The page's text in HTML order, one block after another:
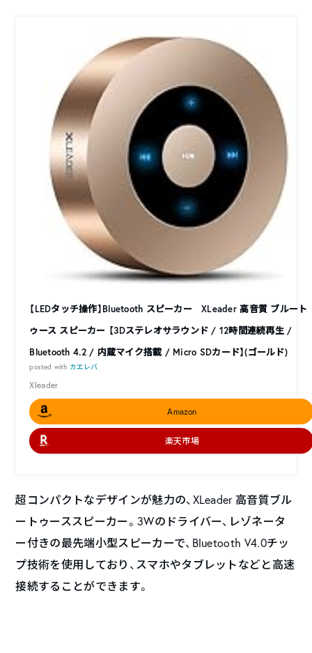
【LEDタッチ操作】Bluetooth スピーカー XLeader 高音質 ブルート
ゥース スピーカー 【3Dステレオサラウンド / 12時間連続再生 /
Bluetooth 4.2 / 内蔵マイク搭載 / Micro SDカード】(ゴールド)
posted with カエレバ
Xleader
Amazon
楽天市場
超コンパクトなデザインが魅力の、XLeader 高音質ブル
ートゥーススピーカー。3Wのドライバー、レゾネータ
ー付きの最先端小型スピーカーで、Bluetooth V4.0チッ
プ技術を使用しており、スマホやタブレットなどと高速
接続することができます。